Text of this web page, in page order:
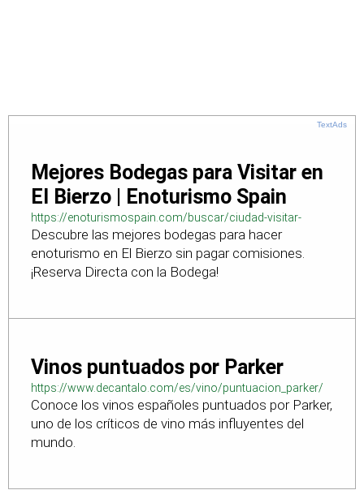
TextAds
Mejores Bodegas para Visitar en
El Bierzo | Enoturismo Spain
https://enoturismospain.com/buscar/ciudad-visitar-
bodegas-en-leon
Descubre las mejores bodegas para hacer
enoturismo en El Bierzo sin pagar comisiones.
¡Reserva Directa con la Bodega!
Vinos puntuados por Parker
https://www.decantalo.com/es/vino/puntuacion_parker/
Conoce los vinos españoles puntuados por Parker,
uno de los críticos de vino más influyentes del
mundo.